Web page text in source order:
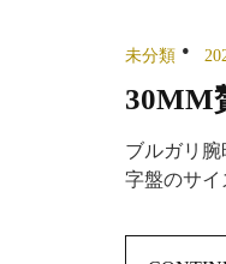
未分類
30MM
ブルガリ
字盤のサ